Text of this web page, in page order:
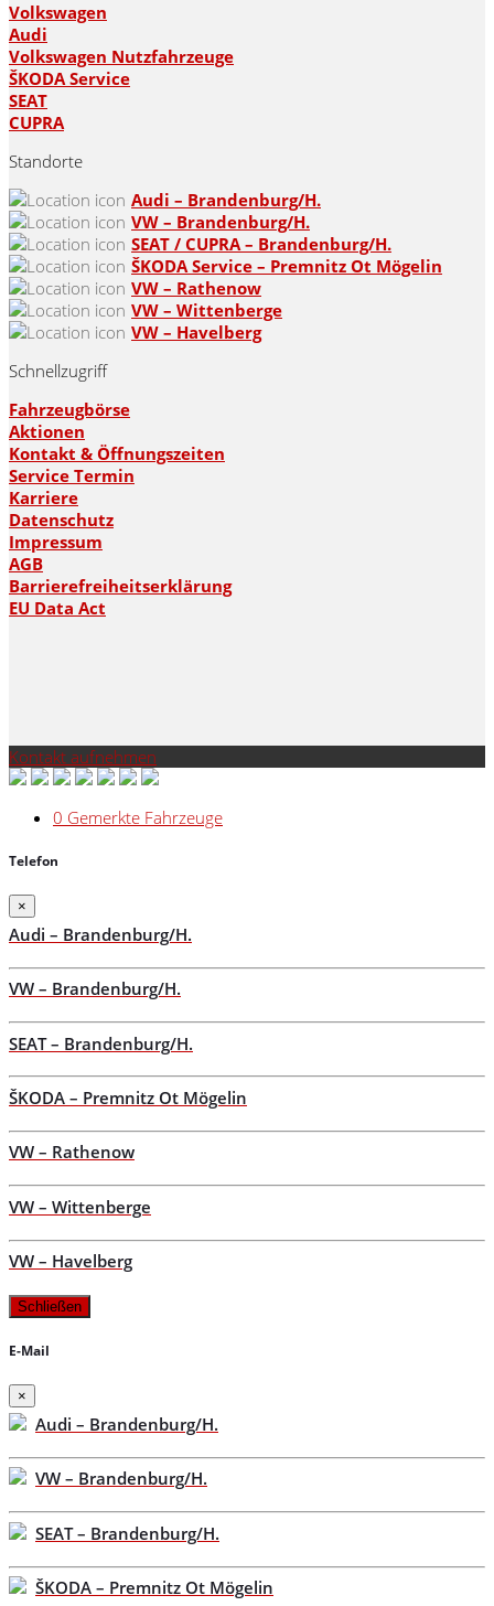
Volkswagen
Audi
Volkswagen Nutzfahrzeuge
ŠKODA Service
SEAT
CUPRA
Standorte
Audi – Brandenburg/H.
VW – Brandenburg/H.
SEAT / CUPRA – Brandenburg/H.
ŠKODA Service – Premnitz Ot Mögelin
VW – Rathenow
VW – Wittenberge
VW – Havelberg
Schnellzugriff
Fahrzeugbörse
Aktionen
Kontakt & Öffnungszeiten
Service Termin
Karriere
Datenschutz
Impressum
AGB
Barrierefreiheitserklärung
EU Data Act
Kontakt aufnehmen
0 Gemerkte Fahrzeuge
Telefon
×
Audi – Brandenburg/H.
VW – Brandenburg/H.
SEAT – Brandenburg/H.
ŠKODA – Premnitz Ot Mögelin
VW – Rathenow
VW – Wittenberge
VW – Havelberg
Schließen
E-Mail
×
Audi – Brandenburg/H.
VW – Brandenburg/H.
SEAT – Brandenburg/H.
ŠKODA – Premnitz Ot Mögelin